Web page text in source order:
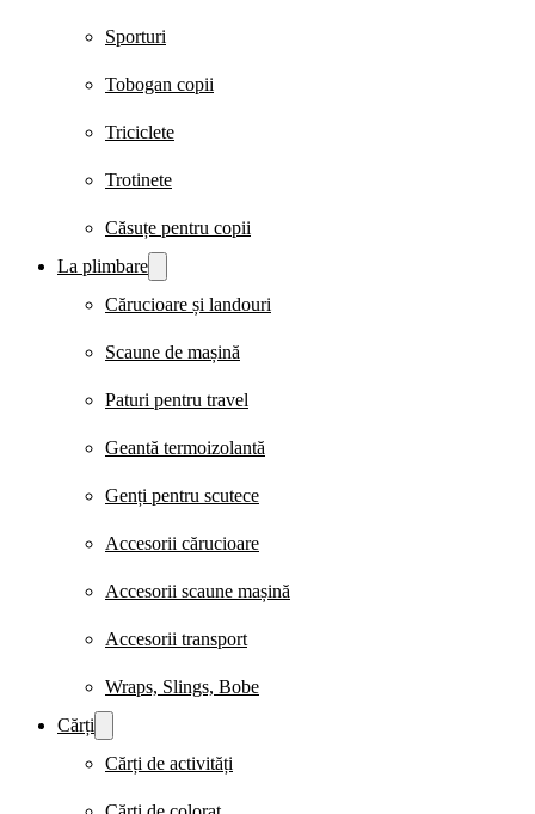
Sporturi
Tobogan copii
Triciclete
Trotinete
Căsuțe pentru copii
La plimbare
Cărucioare și landouri
Scaune de mașină
Paturi pentru travel
Geantă termoizolantă
Genți pentru scutece
Accesorii cărucioare
Accesorii scaune mașină
Accesorii transport
Wraps, Slings, Bobe
Cărți
Cărți de activități